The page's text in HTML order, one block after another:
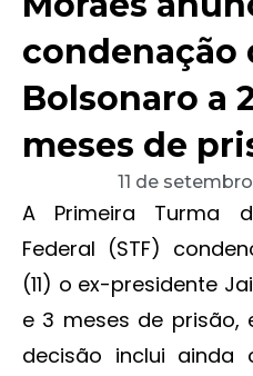
condenação
Bolsonaro a
meses de
11 de
A Primeira Turma
Federal (STF)
(11) o ex-presidente
e 3 meses de prisão,
decisão inclui ainda